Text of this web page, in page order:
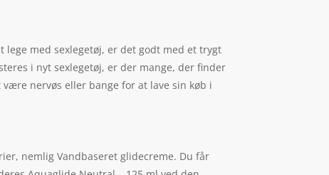
med sexlegetøj, er det godt med et trygt
i nyt sexlegetøj, er der mange, der finder
nervøs eller bange for at lave sin køb i
nemlig Vandbaseret glidecreme. Du får